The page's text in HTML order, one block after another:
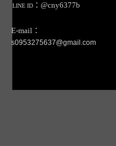
LINE ID ：@cny6377b
E-mail：
s0953275637@gmail.com